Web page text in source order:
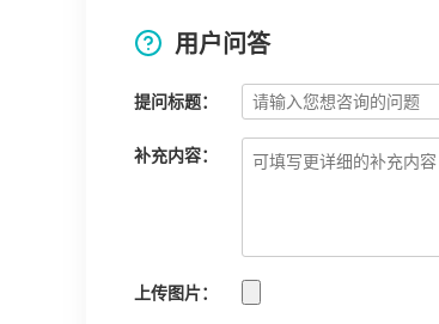
用户问答
提问标题：
补充内容：
上传图片：